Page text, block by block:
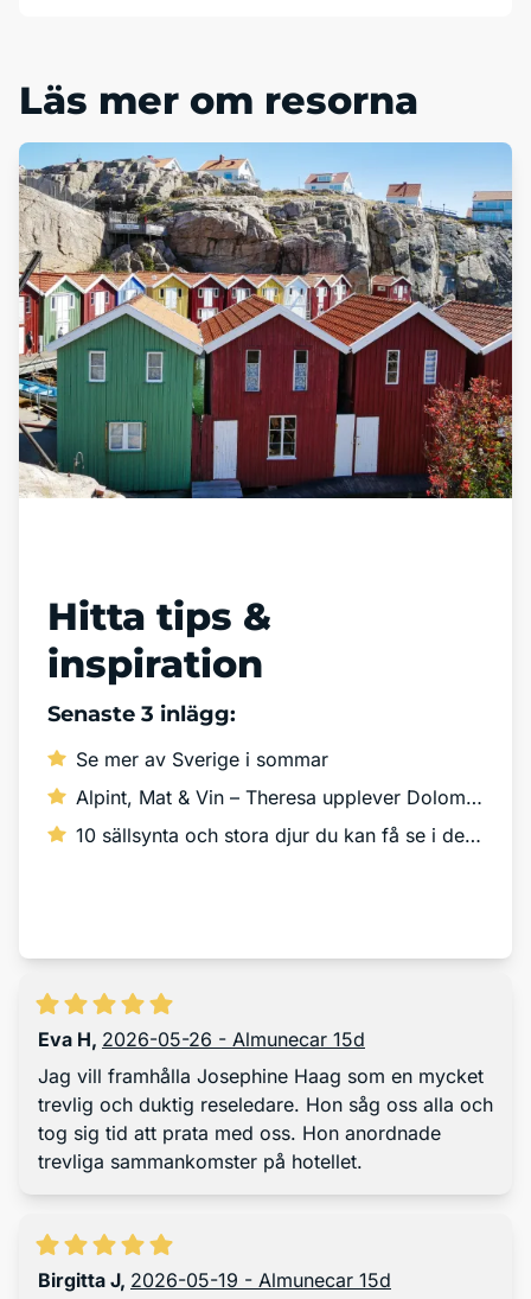
Läs mer om resorna
Hitta tips &
inspiration
Senaste 3 inlägg:
Se mer av Sverige i sommar
Alpint, Mat & Vin – Theresa upplever Dolomiterna!
10 sällsynta och stora djur du kan få se i det vilda
Eva H, 2026-05-26 - Almunecar 15d
Jag vill framhålla Josephine Haag som en mycket
trevlig och duktig reseledare. Hon såg oss alla och
tog sig tid att prata med oss. Hon anordnade
trevliga sammankomster på hotellet.
Birgitta J, 2026-05-19 - Almunecar 15d